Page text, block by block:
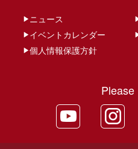
ニュース
イベントカレンダー
個人情報保護方針